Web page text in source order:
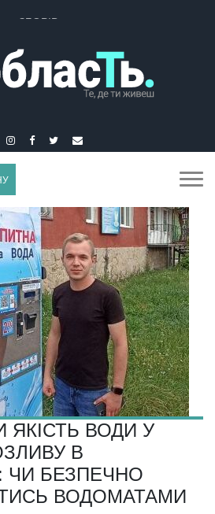
ЯКІСТЬ ВОДИ У
В
ЧИ БЕЗПЕЧНО
ВОДОМАТАМИ